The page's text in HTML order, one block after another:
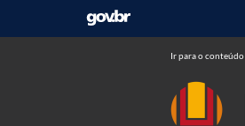
Ir para o conteúdo